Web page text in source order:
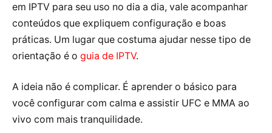
em IPTV para seu uso no dia a dia, vale acompanhar
conteúdos que expliquem configuração e boas
práticas. Um lugar que costuma ajudar nesse tipo de
orientação é o guia de IPTV.
A ideia não é complicar. É aprender o básico para
você configurar com calma e assistir UFC e MMA ao
vivo com mais tranquilidade.